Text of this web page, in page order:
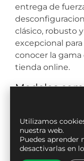
entrega de
clásico, robusto
excepcional
conocer la
tienda online.
Modelos
Si prefieres
romper las
interruptor, los
perfecta. Llevan
Utilizamos
nuestra web.
Puedes aprender
desactivarlas en